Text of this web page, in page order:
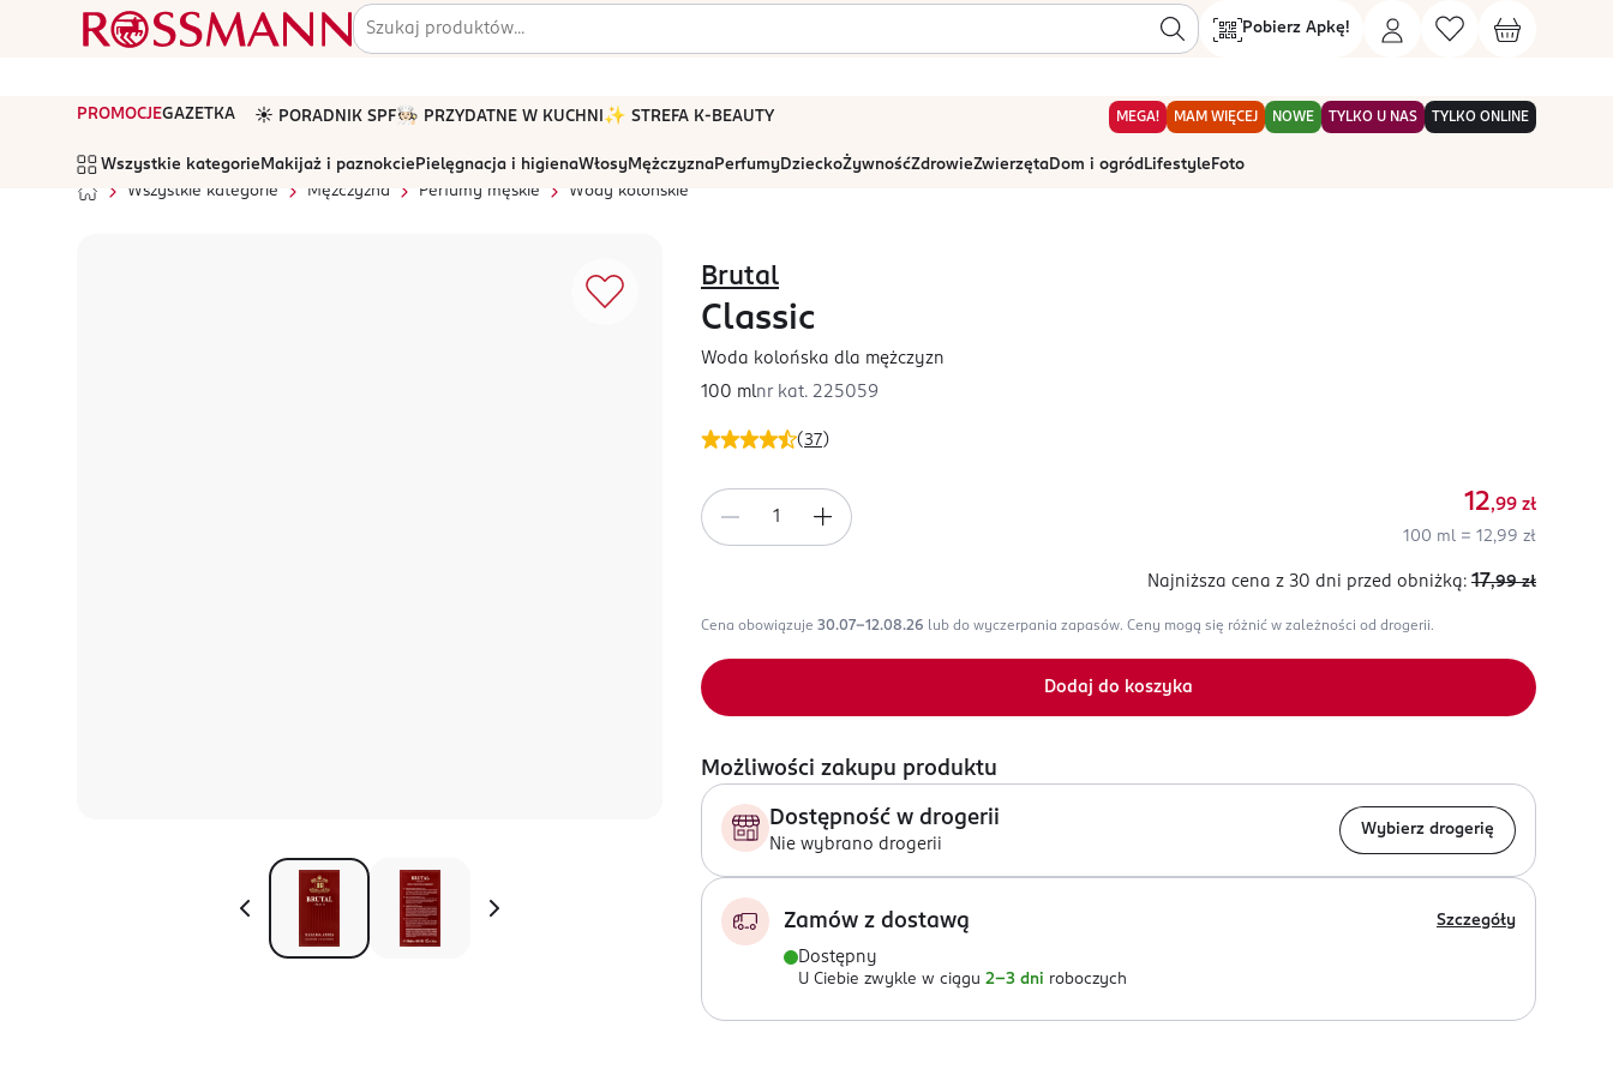
Pobierz Apkę!
PROMOCJEGAZETKA ☀️ PORADNIK SPF🧑🏻‍🍳 PRZYDATNE W KUCHNI ✨ STREFA K-BEAUTY MEGA! MAM WIĘCEJ NOWE TYLKO U NAS TYLKO ONLINE
Wszystkie kategorie Makijaż i paznokcie Pielęgnacja i higienaWłosyMężczyznaPerfumyDzieckoŻywnośćZdrowieZwierzętaDom i ogród Lifestyle Foto
Wszystkie kategorie
Mężczyzna Perfumy męskie Wody kolońskie
(37)
Brutal
Classic
Woda kolońska dla mężczyzn
100 mlnr kat. 225059
12,99 zł
100 ml = 12,99 zł
Najniższa cena z 30 dni przed obniżką: 17,99 zł
Cena obowiązuje 30.07-12.08.26 lub do wyczerpania zapasów. Ceny mogą się różnić w zależności od drogerii.
Dodaj do koszyka
Możliwości zakupu produktu
Dostępność w drogerii
Nie wybrano drogerii
Wybierz drogerię
Zamów z dostawą Szczegóły
Dostępny
U Ciebie zwykle w ciągu 2-3 dni roboczych